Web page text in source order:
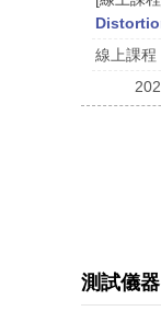
線上課程
測試儀器